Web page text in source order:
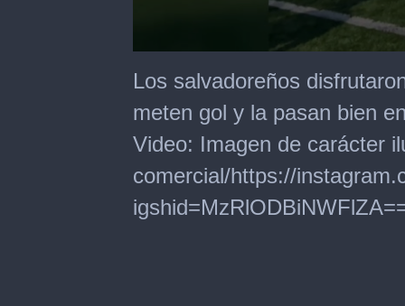
seconds
of
seconds
Los salvadoreños
meten gol y la pasan bien
Video: Imagen de carácter
comercial/https://